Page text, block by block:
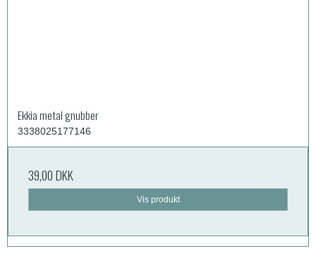
Ekkia metal gnubber
3338025177146
39,00 DKK
Vis produkt